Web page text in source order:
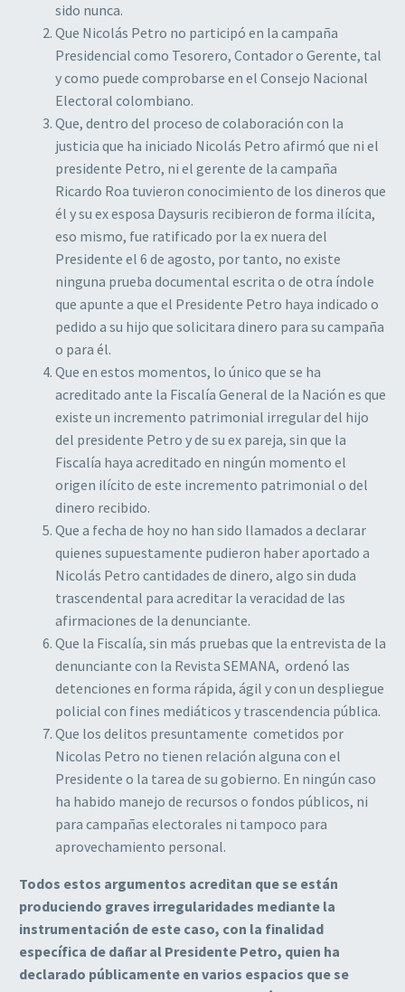
sido nunca.
Que Nicolás Petro no participó en la campaña
Presidencial como Tesorero, Contador o Gerente, tal
y como puede comprobarse en el Consejo Nacional
Electoral colombiano.
Que, dentro del proceso de colaboración con la
justicia que ha iniciado Nicolás Petro afirmó que ni el
presidente Petro, ni el gerente de la campaña
Ricardo Roa tuvieron conocimiento de los dineros que
él y su ex esposa Daysuris recibieron de forma ilícita,
eso mismo, fue ratificado por la ex nuera del
Presidente el 6 de agosto, por tanto, no existe
ninguna prueba documental escrita o de otra índole
que apunte a que el Presidente Petro haya indicado o
pedido a su hijo que solicitara dinero para su campaña
o para él.
Que en estos momentos, lo único que se ha
acreditado ante la Fiscalía General de la Nación es que
existe un incremento patrimonial irregular del hijo
del presidente Petro y de su ex pareja, sin que la
Fiscalía haya acreditado en ningún momento el
origen ilícito de este incremento patrimonial o del
dinero recibido.
Que a fecha de hoy no han sido llamados a declarar
quienes supuestamente pudieron haber aportado a
Nicolás Petro cantidades de dinero, algo sin duda
trascendental para acreditar la veracidad de las
afirmaciones de la denunciante.
Que la Fiscalía, sin más pruebas que la entrevista de la
denunciante con la Revista SEMANA, ordenó las
detenciones en forma rápida, ágil y con un despliegue
policial con fines mediáticos y trascendencia pública.
Que los delitos presuntamente cometidos por
Nicolas Petro no tienen relación alguna con el
Presidente o la tarea de su gobierno. En ningún caso
ha habido manejo de recursos o fondos públicos, ni
para campañas electorales ni tampoco para
aprovechamiento personal.
Todos estos argumentos acreditan que se están
produciendo graves irregularidades mediante la
instrumentación de este caso, con la finalidad
específica de dañar al Presidente Petro, quien ha
declarado públicamente en varios espacios que se